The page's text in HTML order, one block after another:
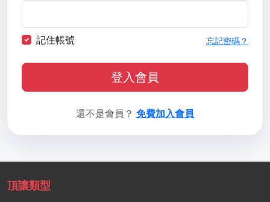
記住帳號 忘記密碼？
登入會員
還不是會員？ 免費加入會員
頂讓類型